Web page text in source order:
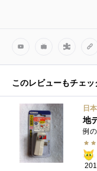
このレビューもチェッ
日
地